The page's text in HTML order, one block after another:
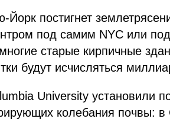
Йорк постигнет
под самим NYC или
старые кирпичные
будут исчисляться
University установили
колебания почвы: